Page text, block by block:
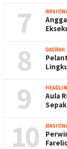
7
8 DAERAH,
9
Aula
10